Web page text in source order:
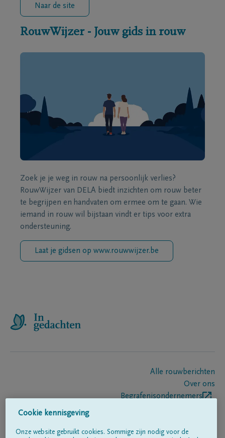
Naar de site
RouwWijzer - Jouw gids in rouw
Zoek je je weg in rouw na persoonlijk verlies?
RouwWijzer van DELA biedt inzichten om rouw beter
te begrijpen en handvaten om ermee om te gaan. Wie
iemand in rouw wil bijstaan vindt er tips voor extra
ondersteuning.
Laat je gidsen op www.rouwwijzer.be
Alle rouwberichten
Over ons
Begrafenisondernemers
Cookie kennisgeving
Onze website gebruikt cookies. Sommige zijn nodig voor de